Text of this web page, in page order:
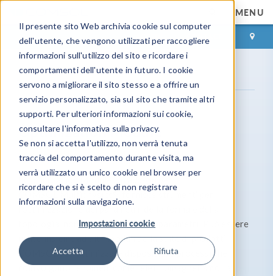
Il presente sito Web archivia cookie sul computer
dell'utente, che vengono utilizzati per raccogliere
informazioni sull'utilizzo del sito e ricordare i
comportamenti dell'utente in futuro. I cookie
servono a migliorare il sito stesso e a offrire un
servizio personalizzato, sia sul sito che tramite altri
supporti. Per ulteriori informazioni sui cookie,
consultare l'informativa sulla privacy.
Se non si accetta l'utilizzo, non verrà tenuta
traccia del comportamento durante visita, ma
verrà utilizzato un unico cookie nel browser per
ricordare che si è scelto di non registrare
informazioni sulla navigazione.
Impostazioni cookie
Accetta Rifiuta
MENU
ACCEDI CONTACT
Gamma prodottiOptimization Module
Optimization Module
Ottimizzare i modelli multifisici
®
, fornisce strumenti per
l'ottimizzazione dei parametri, della forma e della
topologia, nonché per la stima dei parametri. Può essere
usato insieme ad altri moduli della suite di prodotti
COMSOL per ottimizzare dispositivi e processi che
coinvolgono fenomeni come l'elettromagnetismo, la